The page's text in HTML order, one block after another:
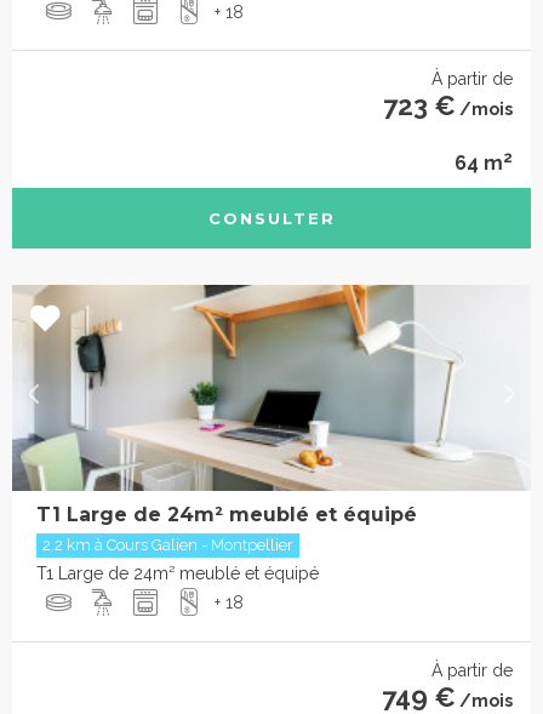
+ 18
À partir de
723 € /mois
64 m2
CONSULTER
T1 Large de 24m² meublé et équipé
2.2 km à Cours Galien - Montpellier
T1 Large de 24m² meublé et équipé
+ 18
À partir de
749 € /mois